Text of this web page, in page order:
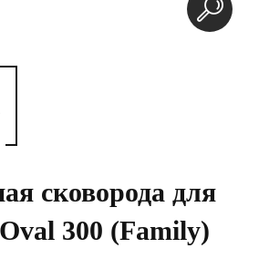
сковорода для
300 (Family)